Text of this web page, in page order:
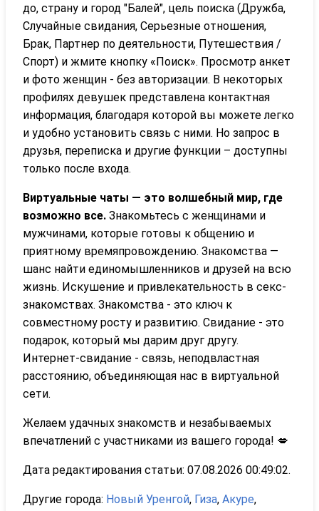
до, страну и город "Балей", цель поиска (Дружба,
Случайные свидания, Серьезные отношения,
Брак, Партнер по деятельности, Путешествия /
Спорт) и жмите кнопку «Поиск». Просмотр анкет
и фото женщин - без авторизации. В некоторых
профилях девушек представлена контактная
информация, благодаря которой вы можете легко
и удобно установить связь с ними. Но запрос в
друзья, переписка и другие функции – доступны
только после входа.
Виртуальные чаты — это волшебный мир, где
возможно все. Знакомьтесь с женщинами и
мужчинами, которые готовы к общению и
приятному времяпровождению. Знакомства —
шанс найти единомышленников и друзей на всю
жизнь. Искушение и привлекательность в секс-
знакомствах. Знакомства - это ключ к
совместному росту и развитию. Свидание - это
подарок, который мы дарим друг другу.
Интернет-свидание - связь, неподвластная
расстоянию, объединяющая нас в виртуальной
сети.
Желаем удачных знакомств и незабываемых
впечатлений с участниками из вашего города! 💋
Дата редактирования статьи: 07.08.2026 00:49:02.
Другие города: Новый Уренгой, Гиза, Акуре,